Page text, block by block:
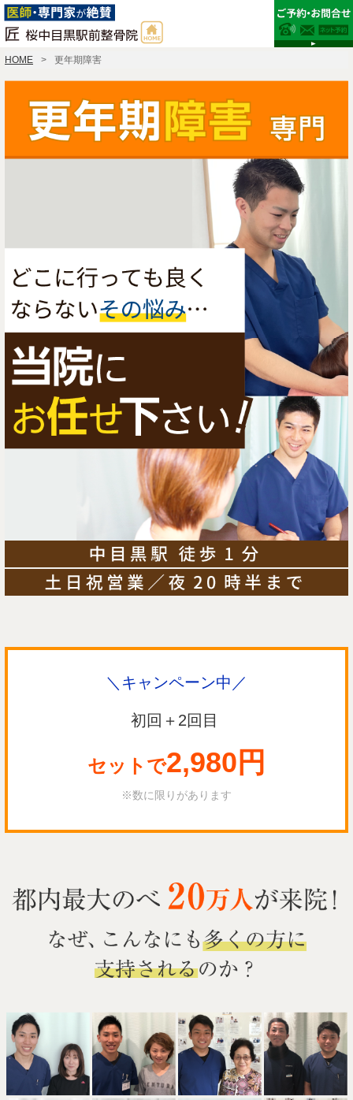
HOME 更年期障害
＼キャンペーン中／
初回＋2回目
セットで2,980円
※数に限りがあります